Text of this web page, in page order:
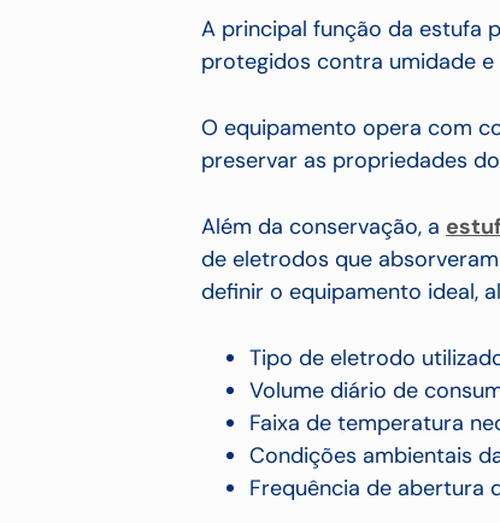
A principal função da estufa
protegidos contra umidade
O equipamento opera com
preservar as propriedades
Além da conservação, a
de eletrodos que
definir o equipamento ideal,
Tipo de eletrodo
Volume diário de
Faixa de temperatura
Condições ambientais
Frequência de abertura